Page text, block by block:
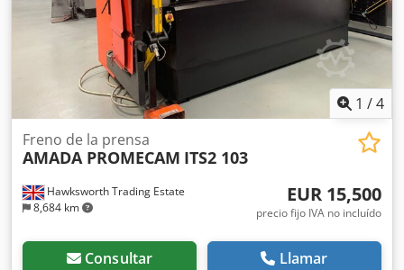
1 /4
Hawksworth Trading Estate
8,684 km
Freno de la prensa
AMADA PROMECAM ITS2 103
EUR 15,500
precio fijo IVA no incluído
Consultar Llamar